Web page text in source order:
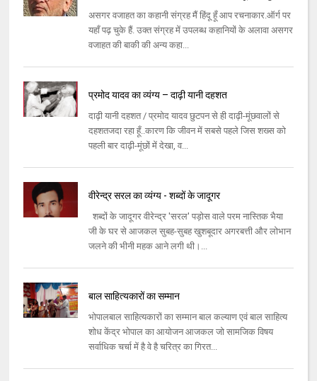
असगर वजाहत का कहानी संग्रह मैं हिंदू हूँ आप रचनाकार.ऑर्ग पर
यहाँ पढ़ चुके हैं. उक्त संग्रह में उपलब्ध कहानियों के अलावा असगर
वजाहत की बाकी की अन्य कहा...
प्रमोद यादव का व्यंग्य – दाढ़ी यानी दहशत
दाढ़ी यानी दहशत / प्रमोद यादव छुटपन से ही दाढ़ी-मूंछवालों से
दहशतजदा रहा हूँ..कारण कि जीवन में सबसे पहले जिस शख्स को
पहली बार दाढ़ी-मूंछों में देखा, व...
वीरेन्द्र सरल का व्यंग्य - शब्दों के जादूगर
शब्दों के जादूगर वीरेन्द्र 'सरल' पड़ोस वाले परम नास्तिक भैया
जी के घर से आजकल सुबह-सुबह खुशबूदार अगरबत्ती और लोभान
जलने की भीनी महक आने लगी थी।...
बाल साहित्यकारों का सम्मान
भोपाल‌बाल साहित्यकारों का सम्मान बाल कल्याण एवं बाल साहित्य
शोध केंद्र भोपाल का आयोजन‌ आजकल जो सामजिक विष‌य
सर्वाधिक चर्चा में है वे है चरित्र का गिरत...